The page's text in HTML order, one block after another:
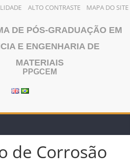
ALTO CONTRASTE MAPA DO SITE
DE PÓS-GRADUAÇÃO EM
E ENGENHARIA DE
MATERIAIS
PPGCEM
de Corrosão